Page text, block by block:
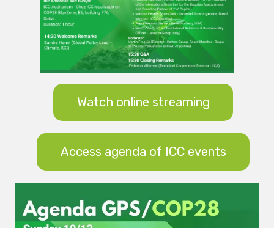
Watch online streaming
Access agenda of ICC events